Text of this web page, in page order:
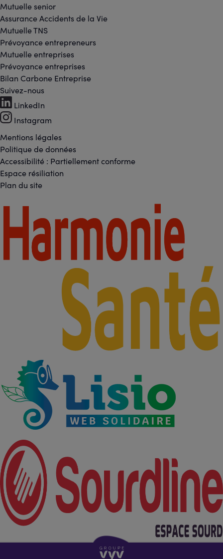
Mutuelle senior
Assurance Accidents de la Vie
Mutuelle TNS
Prévoyance entrepreneurs
Mutuelle entreprises
Prévoyance entreprises
Bilan Carbone Entreprise
Footer
-
Réseaux
sociaux
Suivez-nous
LinkedIn
Instagram
Footer
-
Liens
légaux
Mentions légales
Politique de données
Accessibilité : Partiellement conforme
Espace résiliation
Plan du site
Footer
Partenaires